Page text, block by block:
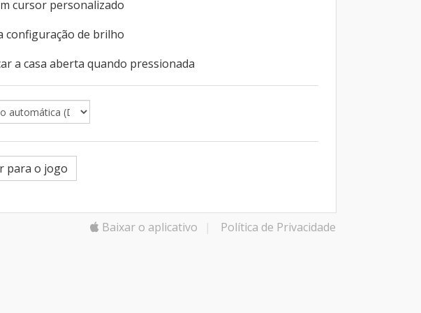
cursor personalizado
configuração de brilho
a casa aberta quando pressionada
para o jogo
Baixar o aplicativo | Política de Privacidade